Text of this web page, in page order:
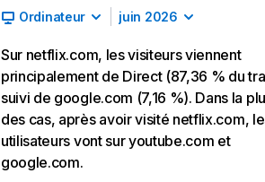
Ordinateur juin 2026
Sur netflix.com, les visiteurs viennent
principalement de Direct (87,36 % du
suivi de google.com (7,16 %). Dans la
des cas, après avoir visité netflix.com,
utilisateurs vont sur youtube.com et
google.com.